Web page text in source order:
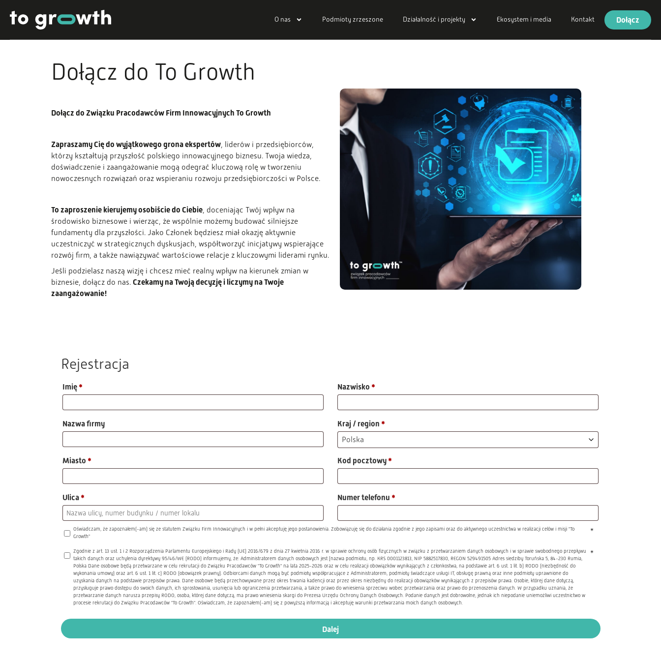
O nas Podmioty zrzeszone Działalność i projekty Ekosystem i media Kontakt Dołącz
Dołącz do To Growth
Dołącz do Związku Pracodawców Firm Innowacyjnych To Growth
Zapraszamy Cię do wyjątkowego grona ekspertów, liderów i przedsiębiorców,
którzy kształtują przyszłość polskiego innowacyjnego biznesu. Twoja wiedza,
doświadczenie i zaangażowanie mogą odegrać kluczową rolę w tworzeniu
nowoczesnych rozwiązań oraz wspieraniu rozwoju przedsiębiorczości w Polsce.
To zaproszenie kierujemy osobiście do Ciebie, doceniając Twój wpływ na
środowisko biznesowe i wierząc, że wspólnie możemy budować silniejsze
fundamenty dla przyszłości. Jako Członek będziesz miał okazję aktywnie
uczestniczyć w strategicznych dyskusjach, współtworzyć inicjatywy wspierające
rozwój firm, a także nawiązywać wartościowe relacje z kluczowymi liderami rynku.
Jeśli podzielasz naszą wizję i chcesz mieć realny wpływ na kierunek zmian w
biznesie, dołącz do nas. Czekamy na Twoją decyzję i liczymy na Twoje
zaangażowanie!
Rejestracja
Imię * Nazwisko *
Nazwa firmy Kraj / region *
Polska
Miasto * Kod pocztowy *
Ulica * Numer telefonu *
Oświadczam, że zapoznałem(-am) się ze statutem Związku Firm Innowacyjnych i w pełni akceptuję jego postanowienia. Zobowiązuję się do działania zgodnie z jego zapisami oraz do aktywnego uczestnictwa w realizacji celów i misji "To
Growth"
*
Zgodnie z art. 13 ust. 1 i 2 Rozporządzenia Parlamentu Europejskiego i Rady (UE) 2016/679 z dnia 27 kwietnia 2016 r. w sprawie ochrony osób fizycznych w związku z przetwarzaniem danych osobowych i w sprawie swobodnego przepływu
takich danych oraz uchylenia dyrektywy 95/46/WE (RODO) informujemy, że: Administratorem danych osobowych jest [nazwa podmiotu, np. KRS 0001123813, NIP 5882517830, REGON 529491505 Adres siedziby Toruńska 5, 84-230 Rumia,
Polska Dane osobowe będą przetwarzane w celu rekrutacji do Związku Pracodawców "To Growth" na lata 2025-2026 oraz w celu realizacji obowiązków wynikających z członkostwa, na podstawie art. 6 ust. 1 lit. b) RODO (niezbędność do
wykonania umowy) oraz art. 6 ust. 1 lit. c) RODO (obowiązek prawny). Odbiorcami danych mogą być podmioty współpracujące z Administratorem, podmioty świadczące usługi IT, obsługę prawną oraz inne podmioty uprawnione do
uzyskania danych na podstawie przepisów prawa. Dane osobowe będą przechowywane przez okres trwania kadencji oraz przez okres niezbędny do realizacji obowiązków wynikających z przepisów prawa. Osobie, której dane dotyczą,
przysługuje prawo dostępu do swoich danych, ich sprostowania, usunięcia lub ograniczenia przetwarzania, a także prawo do wniesienia sprzeciwu wobec przetwarzania oraz prawo do przenoszenia danych. W przypadku uznania, że
przetwarzanie danych narusza przepisy RODO, osoba, której dane dotyczą, ma prawo wniesienia skargi do Prezesa Urzędu Ochrony Danych Osobowych. Podanie danych jest dobrowolne, jednak ich niepodanie uniemożliwi uczestnictwo w
procesie rekrutacji do Związku Pracodawców "To Growth". Oświadczam, że zapoznałem(-am) się z powyższą informacją i akceptuję warunki przetwarzania moich danych osobowych.
*